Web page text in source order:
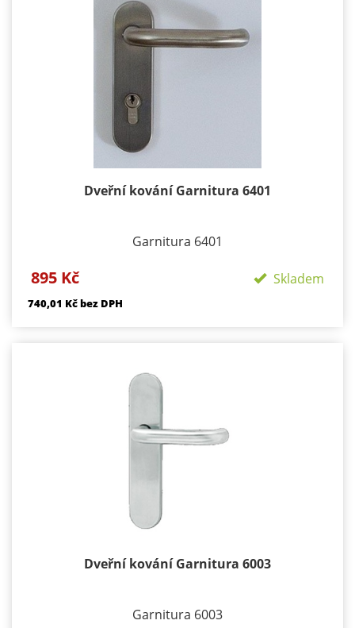
Dveřní kování Garnitura 6401
Garnitura 6401
WC klika/klika rozeta pro WC nebo koupelnu
PZ LI - klika levá / koule
PZ RE - klika pravá / koule
895 Kč Skladem
740,01 Kč bez DPH
Dveřní kování Garnitura 6003
Garnitura 6003